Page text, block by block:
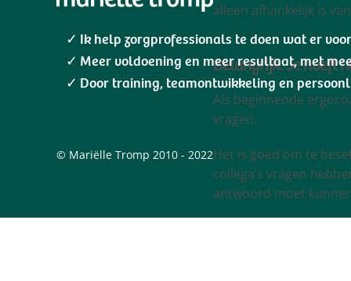
alleen afhankelijk is
Belangrijk: Je hoeft
Als beginnende
vragen.
Het is goed om te
collega’s vragen
antwoord moet
Ik help zorgprofessionals te doen wat er
Meer voldoening en meer resultaat, met
Door training, teamontwikkeling en
© Mariëlle Tromp 2010 - 2022